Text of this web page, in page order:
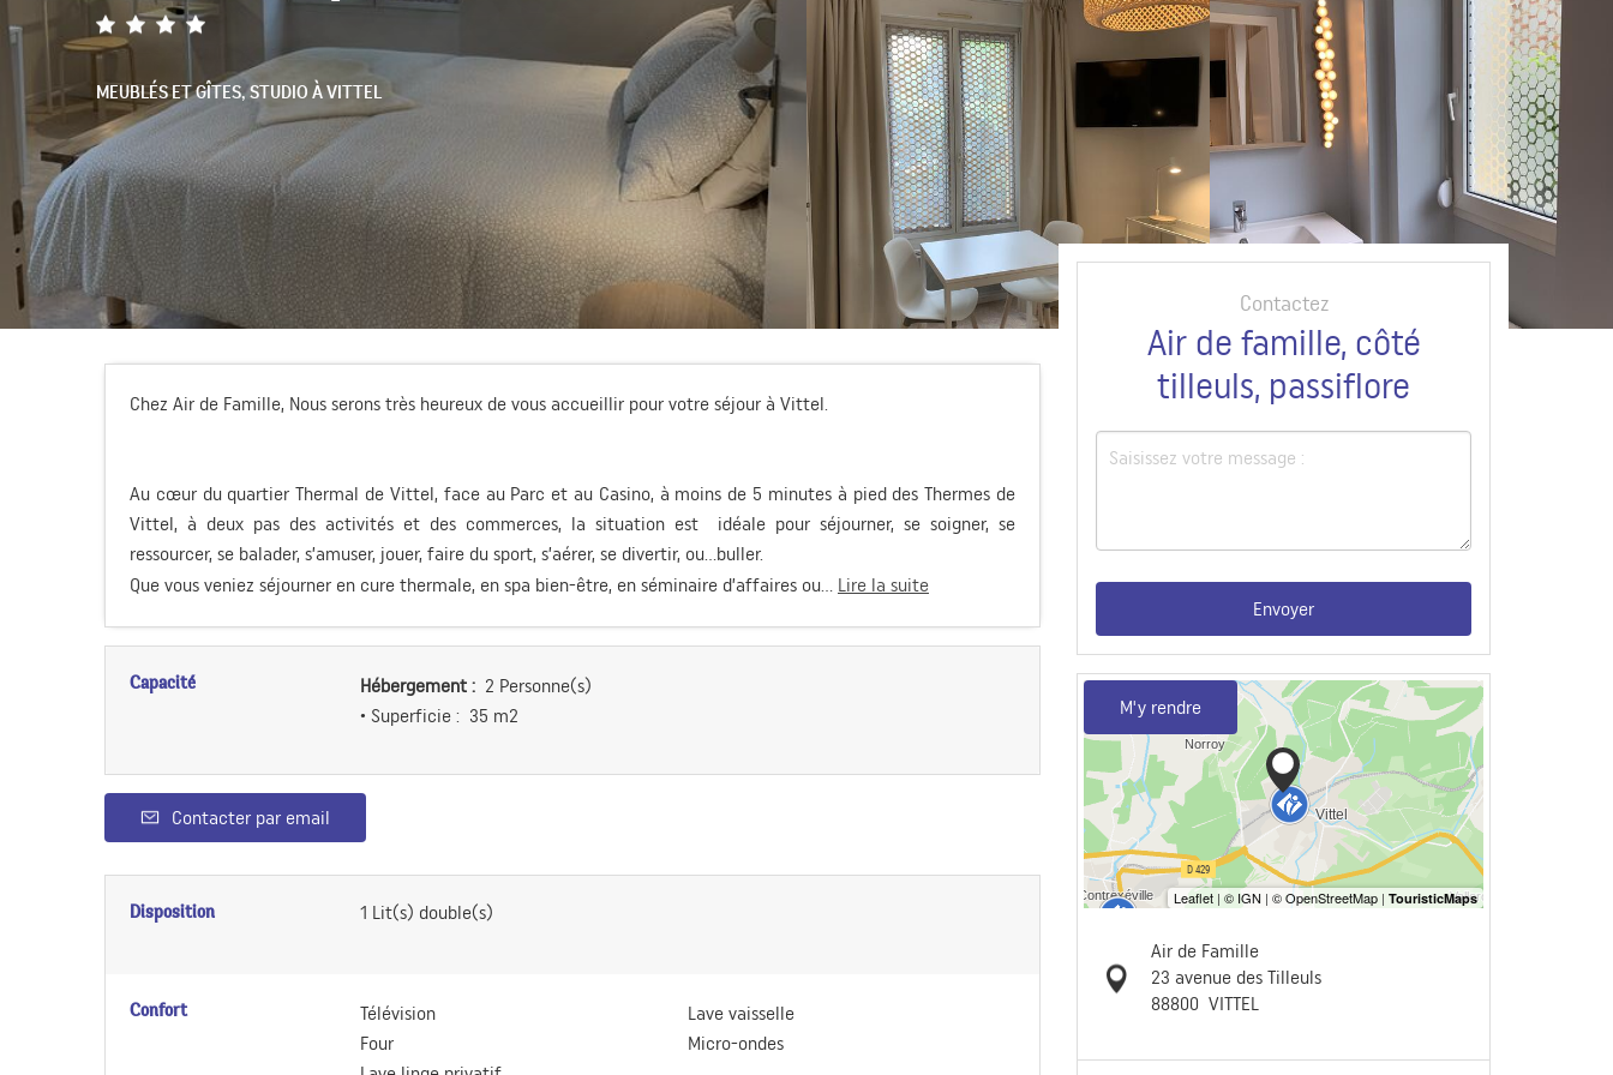
MEUBLÉS ET GÎTES,STUDIO À VITTEL
Chez Air de Famille, Nous serons très heureux de vous accueillir pour votre séjour à Vittel.
Au cœur du quartier Thermal de Vittel, face au Parc et au Casino, à moins de 5 minutes à pied des Thermes de
Vittel, à deux pas des activités et des commerces, la situation est idéale pour séjourner, se soigner, se
ressourcer, se balader, s’amuser, jouer, faire du sport, s’aérer, se divertir, ou…buller.
Que vous veniez séjourner en cure thermale, en spa bien-être, en séminaire d’affaires ou... Lire la suite
Capacité Hébergement : 2 Personne(s)
• Superficie : 35 m2
Contacter par email
Disposition 1 Lit(s) double(s)
Confort
Télévision
Four
Lave vaisselle
Micro-ondes
Contactez
Air de famille, côté
tilleuls, passiflore
Envoyer
M'y rendre
Air de Famille
23 avenue des Tilleuls
88800 VITTEL